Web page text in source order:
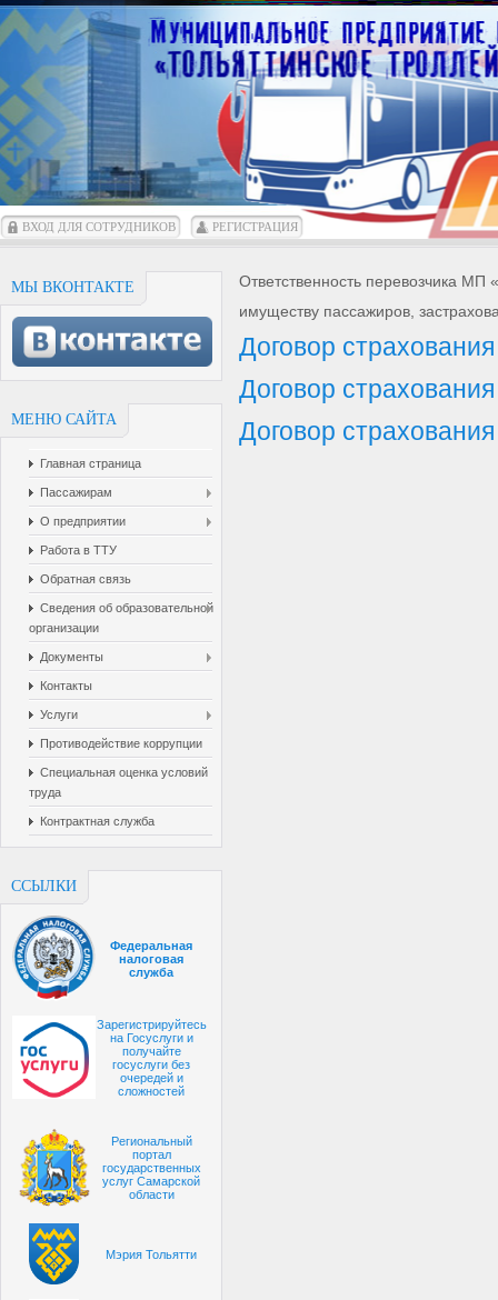
ВХОД ДЛЯ СОТРУДНИКОВ РЕГИСТРАЦИЯ
МЫ ВКОНТАКТЕ
МЕНЮ САЙТА
Главная страница
Пассажирам
О предприятии
Работа в ТТУ
Обратная связь
Cведения об образовательной
организации
Документы
Контакты
Услуги
Противодействие коррупции
Специальная оценка условий
труда
Контрактная служба
ССЫЛКИ
Федеральная
налоговая
служба
Зарегистрируйтесь
на Госуслуги и
получайте
госуслуги без
очередей и
сложностей
Региональный
портал
государственных
услуг Самарской
области
Мэрия Тольятти
Ответственность перевозчика МП
имуществу пассажиров,
Договор
Договор
Договор